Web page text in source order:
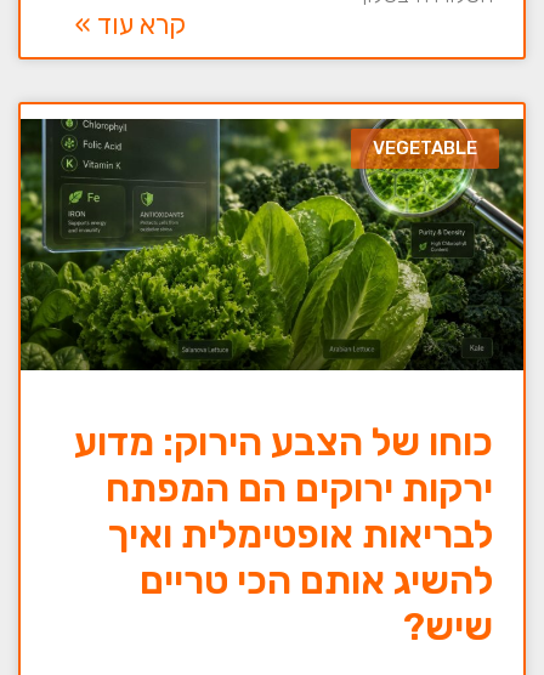
קרא עוד »
VEGETABLE
כוחו של הצבע הירוק: מדוע
ירקות ירוקים הם המפתח
לבריאות אופטימלית ואיך
להשיג אותם הכי טריים
שיש?